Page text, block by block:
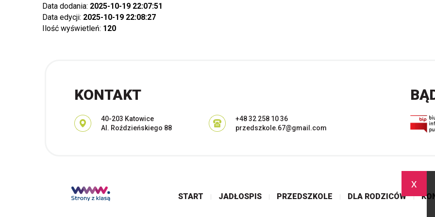
x
Data dodania: 2025-10-19 22:07:51
Data edycji: 2025-10-19 22:08:27
Ilość wyświetleń: 120
KONTAKT
Adres pocztowy:
40-203 Katowice
Al. Roździeńskiego 88
+48 32 258 10 36
przedszkole.67@gmail.com
START JADŁOSPIS PRZEDSZKOLE DLA RODZICÓW